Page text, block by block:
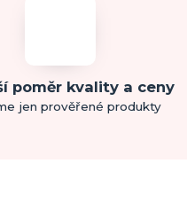
poměr kvality a ceny
jen prověřené produkty